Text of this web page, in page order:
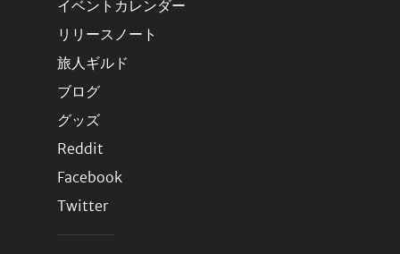
イベントカレンダー
リリースノート
旅人ギルド
ブログ
グッズ
Reddit
Facebook
Twitter